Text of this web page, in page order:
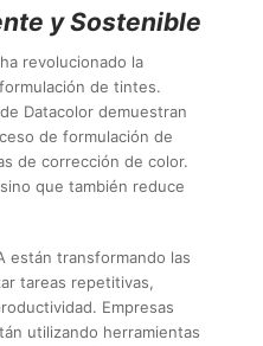
y Sostenible
revolucionado la
de tintes.
Datacolor demuestran
de formulación de
de corrección de color.
que también reduce
están transformando las
tareas repetitivas,
Empresas
utilizando herramientas